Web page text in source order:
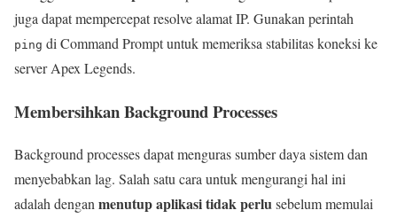
juga dapat mempercepat resolve alamat IP. Gunakan perintah
ping di Command Prompt untuk memeriksa stabilitas koneksi ke
server Apex Legends.
Membersihkan Background Processes
Background processes dapat menguras sumber daya sistem dan
menyebabkan lag. Salah satu cara untuk mengurangi hal ini
adalah denganmenutup aplikasi tidak perlusebelum memulai